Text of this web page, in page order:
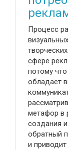
Процесс
сфере
потому
обладает
метафор в
создания
обратный
и